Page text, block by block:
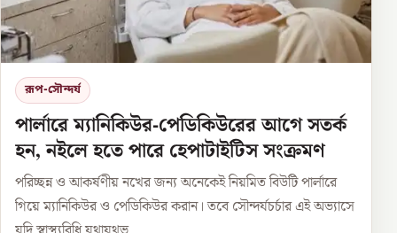
রূপ-সৌন্দর্য
পার্লারে ম্যানিকিউর-পেডিকিউরের আগে সতর্ক
হন, নইলে হতে পারে হেপাটাইটিস সংক্রমণ
পরিচ্ছন্ন ও আকর্ষণীয় নখের জন্য অনেকেই নিয়মিত বিউটি পার্লারে
গিয়ে ম্যানিকিউর ও পেডিকিউর করান। তবে সৌন্দর্যচর্চার এই অভ্যাসে